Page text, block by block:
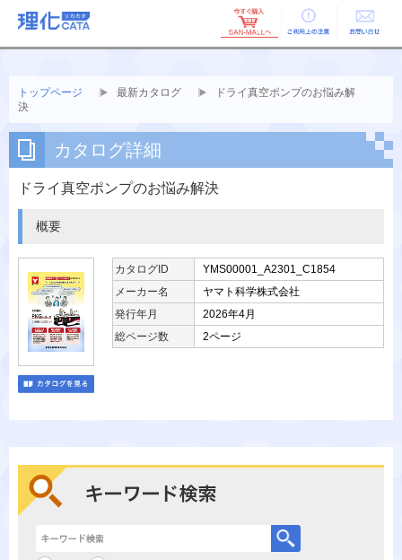
ご利用上の お問い合せ
トップページ 最新カタログ
ドライ真空ポンプのお悩み解
決
カタログ詳細
ドライ真空ポンプのお悩み解決
概要
カタログID
YMS00001_A2301_C1854
メーカー名
ヤマト科学株式会社
発行年月
2026年4月
総ページ数
2ページ
キーワード検索